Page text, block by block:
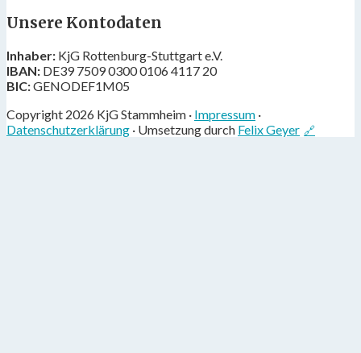
Unsere Kontodaten
Inhaber: KjG Rottenburg-Stuttgart e.V.
IBAN: DE39 7509 0300 0106 4117 20
BIC:GENODEF1M05
Copyright 2026 KjG Stammheim · Impressum ·
Datenschutzerklärung · Umsetzung durch Felix Geyer